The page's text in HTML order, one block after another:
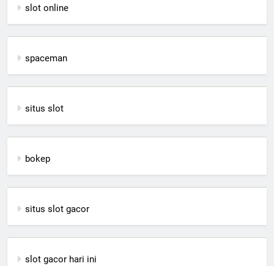
slot online
spaceman
situs slot
bokep
situs slot gacor
slot gacor hari ini